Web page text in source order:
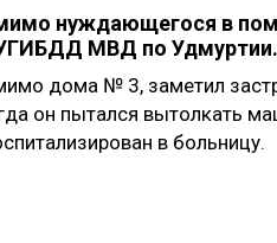
нуждающегося в
УГИБДД МВД по Удмуртии.
дома № 3, заметил
он пытался вытолкать
в больницу.